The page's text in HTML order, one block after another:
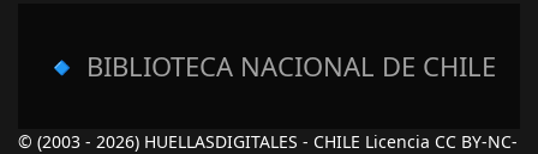
🔹 BIBLIOTECA NACIONAL DE CHILE
© (2003 - 2026) HUELLASDIGITALES - CHILE Licencia CC BY-NC-